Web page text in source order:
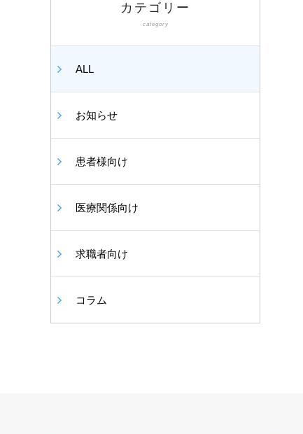
カテゴリー
category
ALL
お知らせ
患者様向け
医療関係向け
求職者向け
コラム